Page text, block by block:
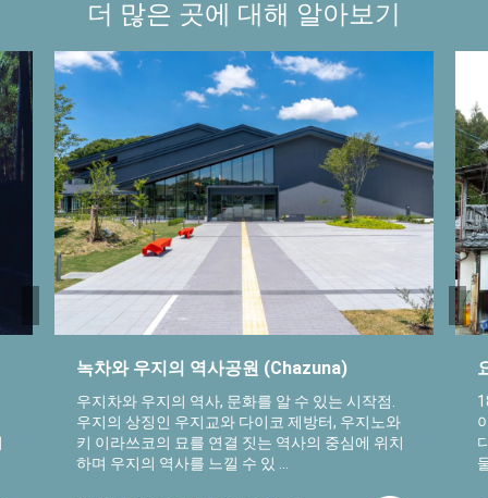
더 많은 곳에 대해 알아보기
녹차와 우지의 역사공원 (Chazuna)
우지차와 우지의 역사, 문화를 알 수 있는 시작점.
우지의 상징인 우지교와 다이코 제방터, 우지노와
키 이라쓰코의 묘를 연결 짓는 역사의 중심에 위치
하며 우지의 역사를 느낄 수 있 ...